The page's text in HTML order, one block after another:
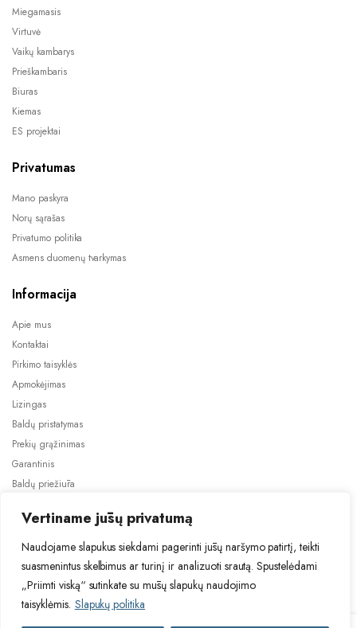
Vertiname jūsų privatumą
Naudojame slapukus siekdami pagerinti jūsų naršymo patirtį, teikti
suasmenintus skelbimus ar turinį ir analizuoti srautą. Spustelėdami
„Priimti viską“ sutinkate su mūsų slapukų naudojimo
taisyklėmis. Slapukų politika
Miegamasis
Virtuvė
Vaikų kambarys
Prieškambaris
Biuras
Kiemas
ES projektai
Privatumas
Mano paskyra
Norų sąrašas
Privatumo politika
Asmens duomenų tvarkymas
Informacija
Apie mus
Kontaktai
Pirkimo taisyklės
Apmokėjimas
Lizingas
Baldų pristatymas
Prekių grąžinimas
Garantinis
Baldų priežiūra
2024 © Visos teisės saugomos. Be TauBaldai.lt sutikimo draudžiama